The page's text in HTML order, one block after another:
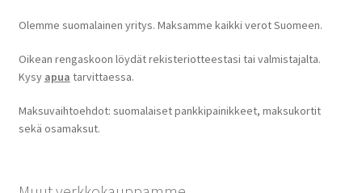
Olemme suomalainen yritys. Maksamme kaikki verot Suomeen.
Oikean rengaskoon löydät rekisteriotteestasi tai valmistajalta.
Kysy apua tarvittaessa.
Maksuvaihtoehdot: suomalaiset pankkipainikkeet, maksukortit
sekä osamaksut.